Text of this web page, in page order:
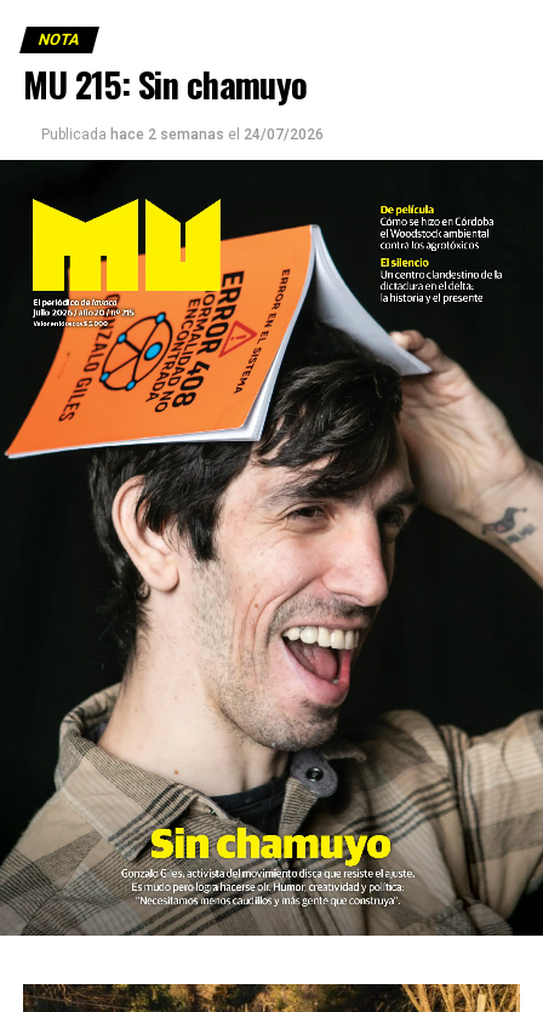
NOTA
MU 215: Sin chamuyo
Publicada hace 2 semanas el 24/07/2026